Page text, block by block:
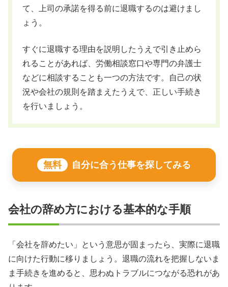
て、上司の承諾を得る前に退職するのは避けまし
ょう。
すぐに退職する理由を説明したうえで引き止めら
れることがあれば、労働相談窓口や専門の弁護士
などに相談することも一つの方法です。自己の状
況や会社の規則を踏まえたうえで、正しい手続き
を行いましょう。
無料 自分に合う仕事を探してみる
会社の辞め方における基本的な手順
「会社を辞めたい」という意思が固まったら、実際に退職
に向けた行動に移りましょう。退職の流れを把握しないま
ま手続きを進めると、思わぬトラブルにつながる恐れがあ